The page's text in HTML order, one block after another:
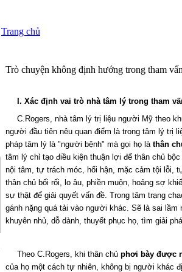
Trang chủ
Trò chuyện không định hướng trong tham vấn
I. Xác định vai trò nhà tâm lý trong tham
C.Rogers, nhà tâm lý trị liệu người Mỹ theo
người đầu tiên nêu quan điểm là trong tâm lý trị
pháp tâm lý là "người bệnh" mà gọi họ là thân
tâm lý chỉ tạo điều kiện thuận lợi để thân chủ
nội tâm, tự trách móc, hối hận, mặc cảm tội lỗi,
thân chủ bối rối, lo âu, phiền muộn, hoảng sợ
sự thật để giải quyết vấn đề. Trong tâm trạng
gánh nặng quá tải vào người khác. Sẽ là sai lầm
khuyên nhủ, dỗ dành, thuyết phục họ, tìm giải
Theo C.Rogers, khi thân chủ phơi bày được
của họ một cách tự nhiên, không bị người khác